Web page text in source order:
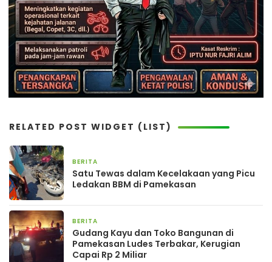
RELATED POST WIDGET (LIST)
BERITA
Satu Tewas dalam Kecelakaan yang Picu
Ledakan BBM di Pamekasan
BERITA
Gudang Kayu dan Toko Bangunan di
Pamekasan Ludes Terbakar, Kerugian
Capai Rp 2 Miliar